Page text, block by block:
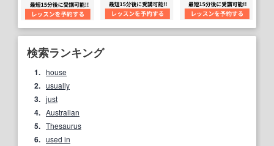
検索ランキング
1. house
2. usually
3. just
4. Australian
5. Thesaurus
6. used in